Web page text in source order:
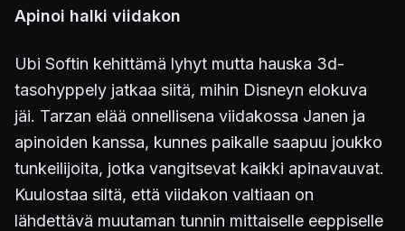
Apinoi halki viidakon
Ubi Softin kehittämä lyhyt mutta hauska 3d-
tasohyppely jatkaa siitä, mihin Disneyn elokuva
jäi. Tarzan elää onnellisena viidakossa Janen ja
apinoiden kanssa, kunnes paikalle saapuu joukko
tunkeilijoita, jotka vangitsevat kaikki apinavauvat.
Kuulostaa siltä, että viidakon valtiaan on
lähdettävä muutaman tunnin mittaiselle eeppiselle